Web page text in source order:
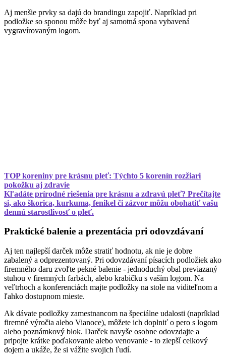
Aj menšie prvky sa dajú do brandingu zapojiť. Napríklad pri
podložke so sponou môže byť aj samotná spona vybavená
vygravírovaným logom.
TOP koreniny pre krásnu pleť: Týchto 5 korenín rozžiari
pokožku aj zdravie
Kľadáte prírodné riešenia pre krásnu a zdravú pleť? Prečítajte
si, ako škorica, kurkuma, fenikel či zázvor môžu obohatiť vašu
dennú starostlivosť o pleť.
Praktické balenie a prezentácia pri odovzdávaní
Aj ten najlepší darček môže stratiť hodnotu, ak nie je dobre
zabalený a odprezentovaný. Pri odovzdávaní písacích podložiek ako
firemného daru zvoľte pekné balenie - jednoduchý obal previazaný
stuhou v firemných farbách, alebo krabičku s vaším logom. Na
veľtrhoch a konferenciách majte podložky na stole na viditeľnom a
ľahko dostupnom mieste.
Ak dávate podložky zamestnancom na špeciálne udalosti (napríklad
firemné výročia alebo Vianoce), môžete ich doplniť o pero s logom
alebo poznámkový blok. Darček navyše osobne odovzdajte a
pripojte krátke poďakovanie alebo venovanie - to zlepší celkový
dojem a ukáže, že si vážite svojich ľudí.